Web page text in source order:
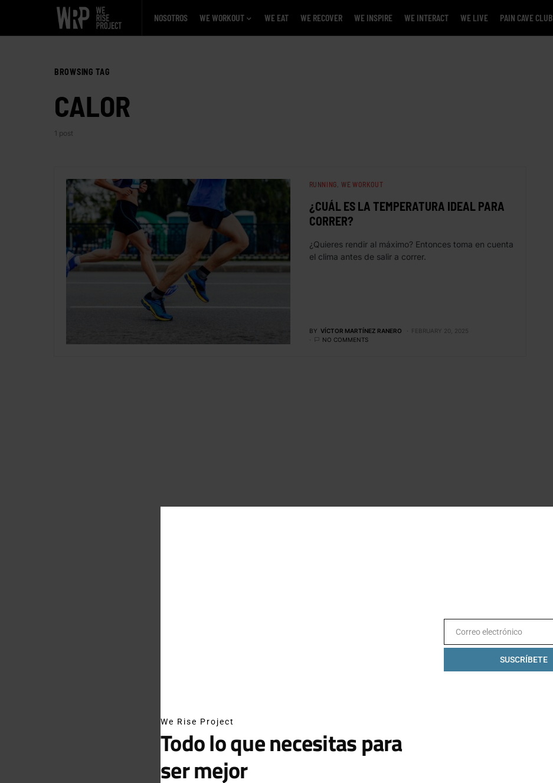
NOSOTROS WE WORKOUT WE EAT WE RECOVER WE INSPIRE WE INTERACT WE LIVE PAIN CAVE CLUB
BROWSING TAG
CALOR
1 post
RUNNING WE WORKOUT
¿CUÁL ES LA TEMPERATURA IDEAL PARA
CORRER?
¿Quieres rendir al máximo? Entonces toma en cuenta
el clima antes de salir a correr.
BY VÍCTOR MARTÍNEZ RANERO
FEBRUARY 20, 2025
NO COMMENTS
We Rise Project
Todo lo que necesitas para
ser mejor
EmailCorreo electrónico
SUSCRÍBETE